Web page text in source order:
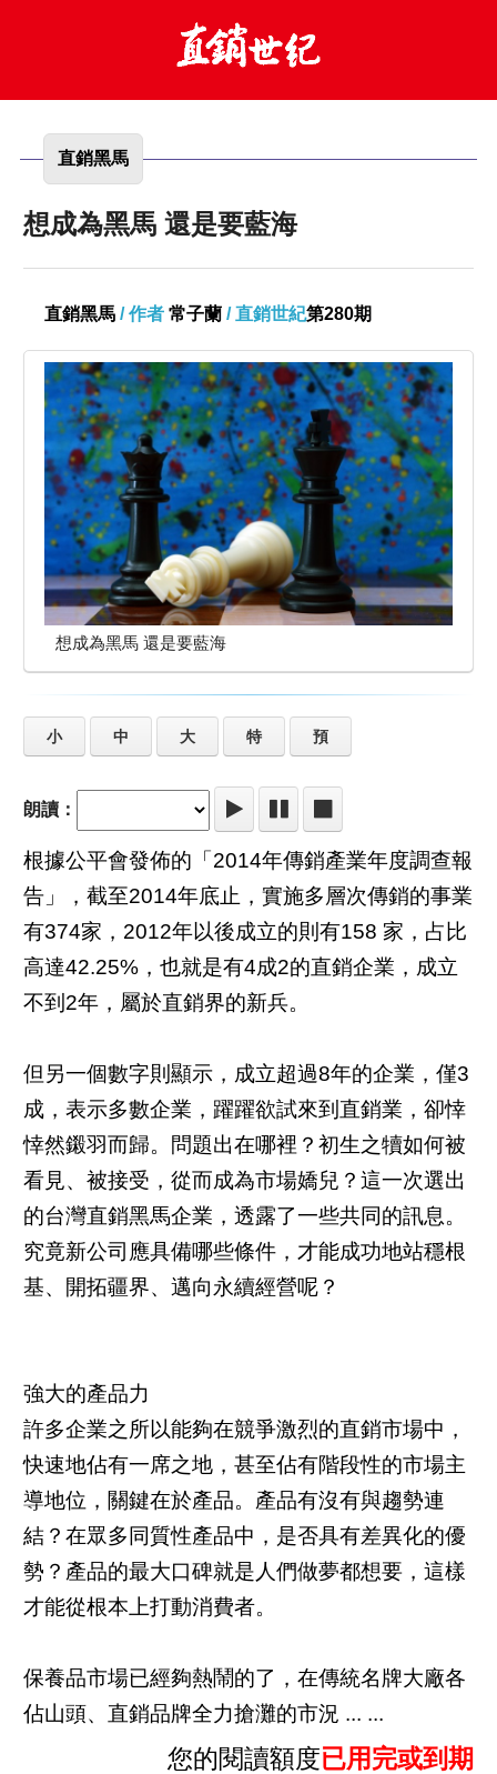
直銷黑馬
想成為黑馬 還是要藍海
直銷黑馬 / 作者 常子蘭 / 直銷世紀第280期
想成為黑馬 還是要藍海
小 中 大 特 預
朗讀：
根據公平會發佈的「2014年傳銷產業年度調查報
告」，截至2014年底止，實施多層次傳銷的事業
有374家，2012年以後成立的則有158 家，占比
高達42.25%，也就是有4成2的直銷企業，成立
不到2年，屬於直銷界的新兵。
但另一個數字則顯示，成立超過8年的企業，僅3
成，表示多數企業，躍躍欲試來到直銷業，卻悻
悻然鎩羽而歸。問題出在哪裡？初生之犢如何被
看見、被接受，從而成為市場嬌兒？這一次選出
的台灣直銷黑馬企業，透露了一些共同的訊息。
究竟新公司應具備哪些條件，才能成功地站穩根
基、開拓疆界、邁向永續經營呢？
強大的產品力
許多企業之所以能夠在競爭激烈的直銷市場中，
快速地佔有一席之地，甚至佔有階段性的市場主
導地位，關鍵在於產品。產品有沒有與趨勢連
結？在眾多同質性產品中，是否具有差異化的優
勢？產品的最大口碑就是人們做夢都想要，這樣
才能從根本上打動消費者。
保養品市場已經夠熱鬧的了，在傳統名牌大廠各
佔山頭、直銷品牌全力搶灘的市況 ... ...
您的閱讀額度已用完或到期